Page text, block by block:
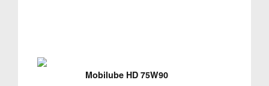
Mobilube HD 75W90